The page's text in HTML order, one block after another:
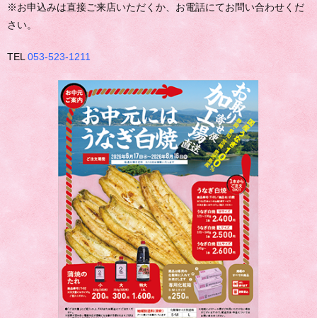
※お申込みは直接ご来店いただくか、お電話にてお問い合わせくだ
さい。
TEL053-523-1211